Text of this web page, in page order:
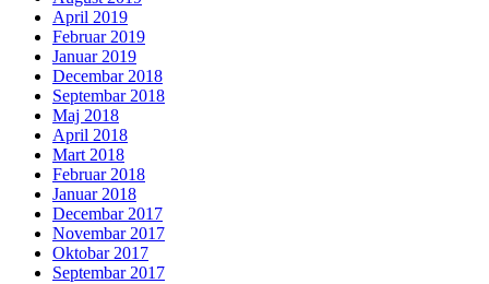
April 2019
Februar 2019
Januar 2019
Decembar 2018
Septembar 2018
Maj 2018
April 2018
Mart 2018
Februar 2018
Januar 2018
Decembar 2017
Novembar 2017
Oktobar 2017
Septembar 2017